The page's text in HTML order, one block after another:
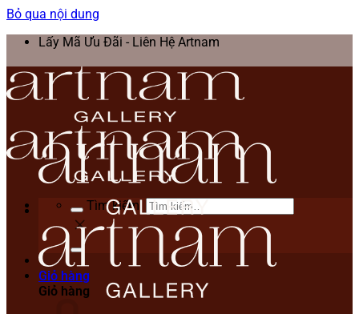
Bỏ qua nội dung
Lấy Mã Ưu Đãi - Liên Hệ Artnam
Tìm kiếm:
Giỏ hàng
Giỏ hàng